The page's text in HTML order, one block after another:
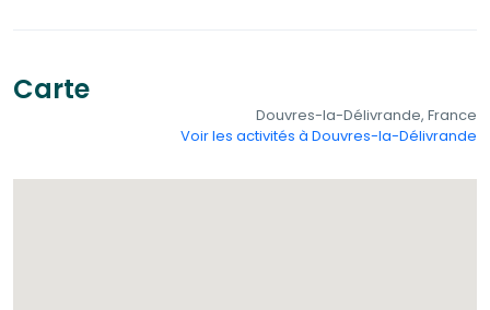
Carte
Douvres-la-Délivrande, France
Voir les activités à Douvres-la-Délivrande